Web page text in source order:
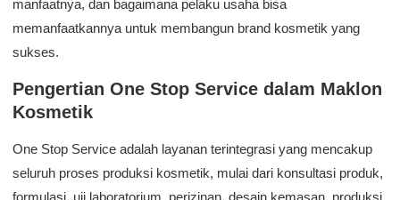
manfaatnya, dan bagaimana pelaku usaha bisa
memanfaatkannya untuk membangun brand kosmetik yang
sukses.
Pengertian One Stop Service dalam Maklon
Kosmetik
One Stop Service adalah layanan terintegrasi yang mencakup
seluruh proses produksi kosmetik, mulai dari konsultasi produk,
formulasi, uji laboratorium, perizinan, desain kemasan, produksi